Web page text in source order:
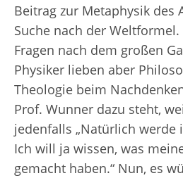
Beitrag zur Metaphysik des
Suche nach der
Fragen nach dem großen
Physiker lieben aber
Theologie beim
Prof. Wunner dazu steht,
jedenfalls „Natürlich werde
Ich will ja wissen, was
gemacht haben.“ Nun, es